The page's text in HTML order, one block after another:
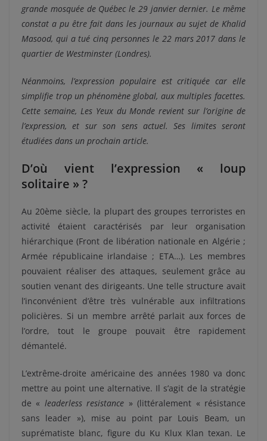
grande mosquée de Québec le 29 janvier dernier. Le même
constat a pu être fait dans les journaux au sujet de Khalid
Masood, qui a tué cinq personnes le 22 mars 2017 dans le
quartier de Westminster (Londres).
Néanmoins, l’expression populaire est critiquée car elle
simplifie trop un phénomène global, aux multiples facettes.
Cette semaine, Les Yeux du Monde revient sur l’origine de
l’expression, et sur son sens actuel. Ses limites seront
étudiées dans un prochain article.
D’où vient l’expression « loup
solitaire » ?
Au 20ème siècle, la plupart des groupes terroristes en
activité étaient caractérisés par leur organisation
hiérarchique (Front de libération nationale en Algérie ;
Armée républicaine irlandaise ; ETA…). Les membres
pouvaient réaliser des attaques, seulement grâce au
soutien venant des dirigeants. Une telle structure avait
l’inconvénient d’être très vulnérable aux infiltrations
policières. Si un membre arrêté parlait aux forces de
l’ordre, tout le groupe pouvait être rapidement
démantelé.
L’extrême-droite américaine des années 1980 va donc
mettre au point une alternative. Il s’agit de la stratégie
de « leaderless resistance » (littéralement « résistance
sans leader »), mise au point par Louis Beam, un
suprématiste blanc, figure du Ku Klux Klan texan. Le